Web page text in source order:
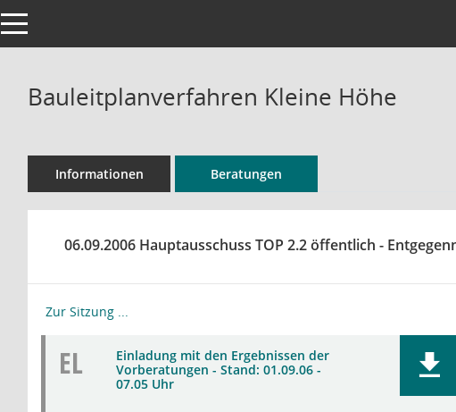
Toggle navigation
Bauleitplanverfahren Kleine Höhe
Informationen Beratungen
06.09.2006 Hauptausschuss TOP 2.2 öffentlich -
Zur Sitzung ...
EL
Einladung mit den Ergebnissen der
Vorberatungen - Stand: 01.09.06 -
07.05 Uhr